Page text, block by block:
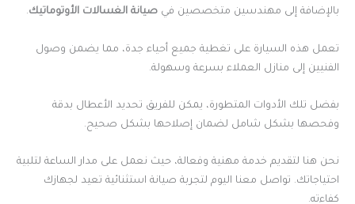
بالإضافة إلى مهندسين متخصصين في صيانة الغسالات الأوتوماتيك.
تعمل هذه السيارة على تغطية جميع أحياء جدة، مما يضمن وصول
الفنيين إلى منازل العملاء بسرعة وسهولة.
بفضل تلك الأدوات المتطورة، يمكن للفريق تحديد الأعطال بدقة
وفحصها بشكل شامل لضمان إصلاحها بشكل صحيح.
نحن هنا لتقديم خدمة مهنية وفعالة، حيث نعمل على مدار الساعة لتلبية
احتياجاتك. تواصل معنا اليوم لتجربة صيانة استثنائية تعيد لجهازك
كفاءته.